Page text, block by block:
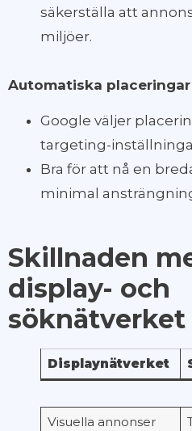
säkerställa att
miljöer.
Automatiska placeringar
Google väljer
targeting-
Bra för att nå en
minimal
Skillnaden
display- och
söknätverket
Displaynätverket
Visuella annonser